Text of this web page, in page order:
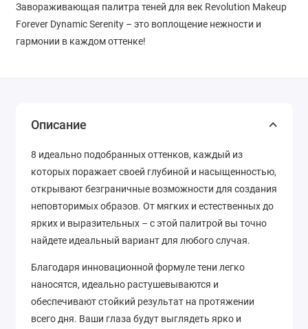
Завораживающая палитра теней для век Revolution Makeup
Forever Dynamic Serenity – это воплощение нежности и
гармонии в каждом оттенке!
Описание
8 идеально подобранных оттенков, каждый из
которых поражает своей глубиной и насыщенностью,
открывают безграничные возможности для создания
неповторимых образов. От мягких и естественных до
ярких и выразительных – с этой палитрой вы точно
найдете идеальный вариант для любого случая.
Благодаря инновационной формуле тени легко
наносятся, идеально растушевываются и
обеспечивают стойкий результат на протяжении
всего дня. Ваши глаза будут выглядеть ярко и